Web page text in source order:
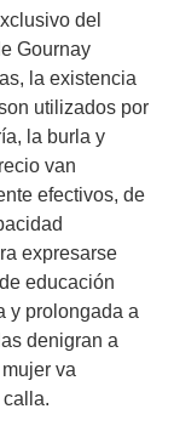
del
Gournay
la existencia
utilizados por
la burla y
van
efectivos, de
expresarse
educación
y prolongada a
denigran a
va